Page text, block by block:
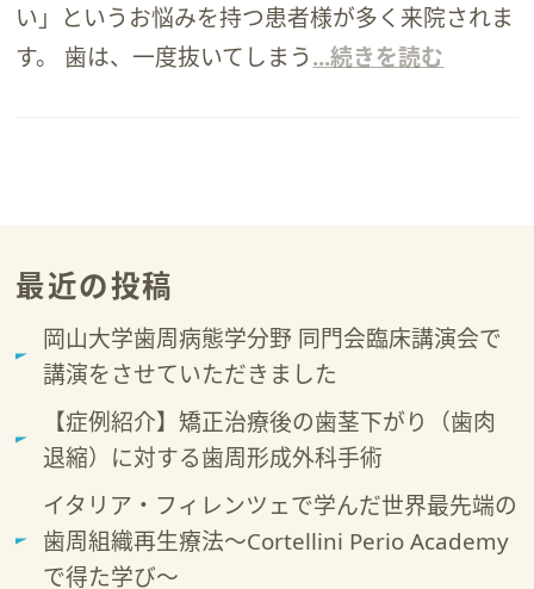
い」というお悩みを持つ患者様が多く来院されま
す。 歯は、一度抜いてしまう...続きを読む
最近の投稿
岡山大学歯周病態学分野 同門会臨床講演会で
講演をさせていただきました
【症例紹介】矯正治療後の歯茎下がり（歯肉
退縮）に対する歯周形成外科手術
イタリア・フィレンツェで学んだ世界最先端の
歯周組織再生療法～Cortellini Perio Academy
で得た学び～